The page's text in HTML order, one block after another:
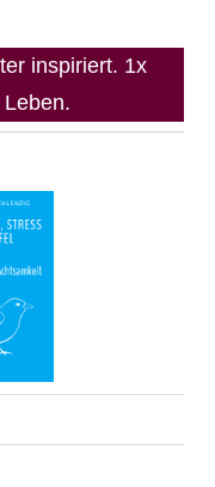
inspiriert. 1x